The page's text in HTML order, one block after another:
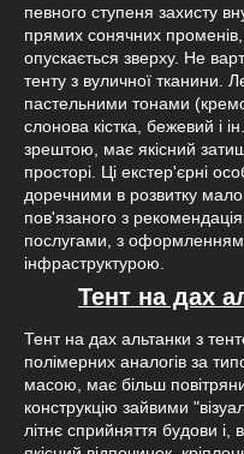
певного ступеня захисту
прямих сонячних
опускається зверху. Не
тенту з вуличної тканини.
пастельними тонами
слонова кістка, бежевий і
зрештою, має якісний
просторі. Ці екстер'єрні
доречними в розвитку
пов'язаного з
послугами, з оформленням
інфраструктурою.
Тент на дах
Тент на дах альтанки з
полімерних аналогів за
масою, має більш
конструкцію зайвими
літнє сприйняття будови